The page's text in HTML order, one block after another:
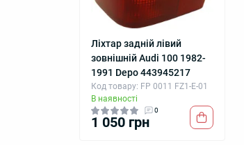
Ліхтар задній лівий
зовнішній Audi 100 1982-
1991 Depo 443945217
Код товару: FP 0011 FZ1-E-01
В наявності
0
1 050 грн